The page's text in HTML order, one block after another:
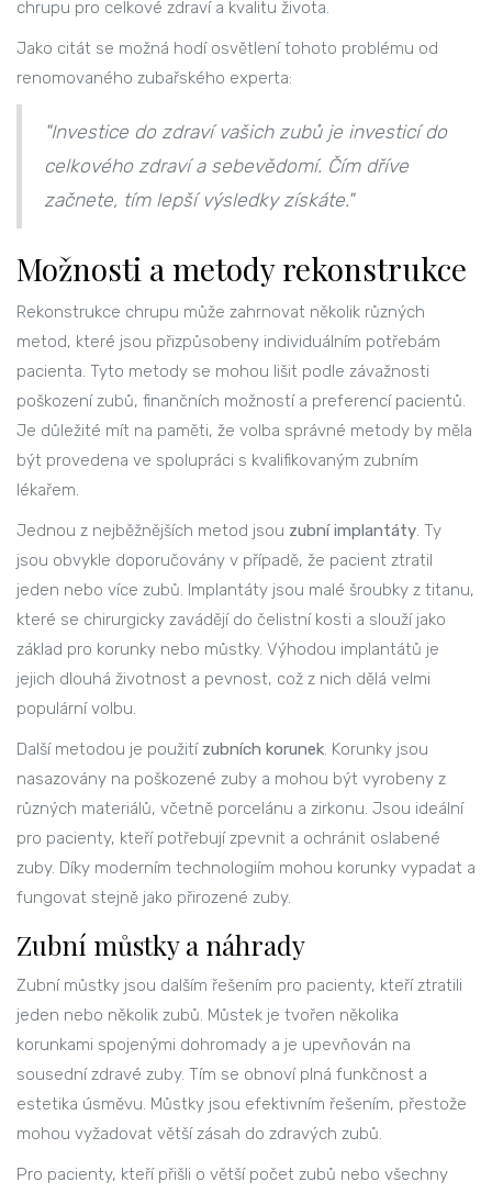
chrupu pro celkové zdraví a kvalitu života.
Jako citát se možná hodí osvětlení tohoto problému od
renomovaného zubařského experta:
"Investice do zdraví vašich zubů je investicí do
celkového zdraví a sebevědomí. Čím dříve
začnete, tím lepší výsledky získáte."
Možnosti a metody rekonstrukce
Rekonstrukce chrupu může zahrnovat několik různých
metod, které jsou přizpůsobeny individuálním potřebám
pacienta. Tyto metody se mohou lišit podle závažnosti
poškození zubů, finančních možností a preferencí pacientů.
Je důležité mít na paměti, že volba správné metody by měla
být provedena ve spolupráci s kvalifikovaným zubním
lékařem.
Jednou z nejběžnějších metod jsou zubní implantáty. Ty
jsou obvykle doporučovány v případě, že pacient ztratil
jeden nebo více zubů. Implantáty jsou malé šroubky z titanu,
které se chirurgicky zavádějí do čelistní kosti a slouží jako
základ pro korunky nebo můstky. Výhodou implantátů je
jejich dlouhá životnost a pevnost, což z nich dělá velmi
populární volbu.
Další metodou je použití zubních korunek. Korunky jsou
nasazovány na poškozené zuby a mohou být vyrobeny z
různých materiálů, včetně porcelánu a zirkonu. Jsou ideální
pro pacienty, kteří potřebují zpevnit a ochránit oslabené
zuby. Díky moderním technologiím mohou korunky vypadat a
fungovat stejně jako přirozené zuby.
Zubní můstky a náhrady
Zubní můstky jsou dalším řešením pro pacienty, kteří ztratili
jeden nebo několik zubů. Můstek je tvořen několika
korunkami spojenými dohromady a je upevňován na
sousední zdravé zuby. Tím se obnoví plná funkčnost a
estetika úsměvu. Můstky jsou efektivním řešením, přestože
mohou vyžadovat větší zásah do zdravých zubů.
Pro pacienty, kteří přišli o větší počet zubů nebo všechny